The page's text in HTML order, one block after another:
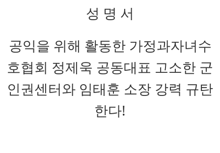
성 명 서
공익을 위해 활동한 가정과자녀수
호협회 정제욱 공동대표 고소한 군
인권센터와 임태훈 소장 강력 규탄
한다!